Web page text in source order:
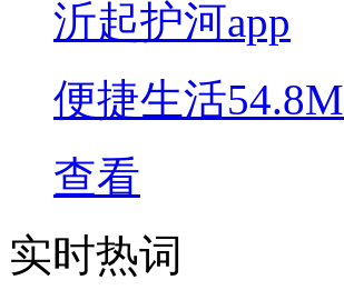
沂起护河app
便捷生活54.8M
查看
实时热词